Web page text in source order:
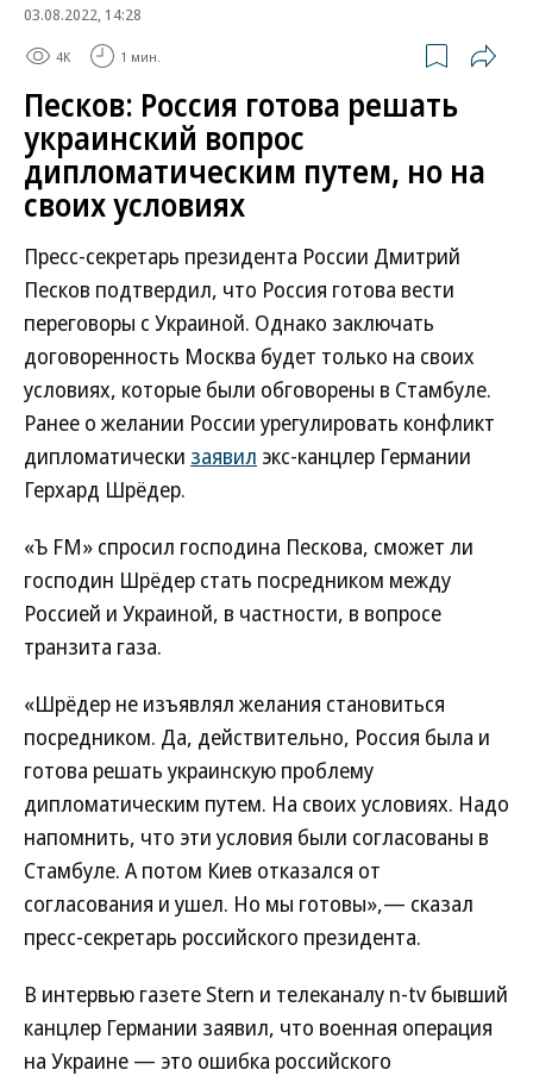
03.08.2022, 14:28
4K 1 мин.
Песков: Россия готова решать
украинский вопрос
дипломатическим путем, но на
своих условиях
Пресс-секретарь президента России Дмитрий
Песков подтвердил, что Россия готова вести
переговоры с Украиной. Однако заключать
договоренность Москва будет только на своих
условиях, которые были обговорены в Стамбуле.
Ранее о желании России урегулировать конфликт
дипломатически заявил экс-канцлер Германии
Герхард Шрёдер.
«Ъ FM» спросил господина Пескова, сможет ли
господин Шрёдер стать посредником между
Россией и Украиной, в частности, в вопросе
транзита газа.
«Шрёдер не изъявлял желания становиться
посредником. Да, действительно, Россия была и
готова решать украинскую проблему
дипломатическим путем. На своих условиях. Надо
напомнить, что эти условия были согласованы в
Стамбуле. А потом Киев отказался от
согласования и ушел. Но мы готовы»,— сказал
пресс-секретарь российского президента.
В интервью газете Stern и телеканалу n-tv бывший
канцлер Германии заявил, что военная операция
на Украине — это ошибка российского